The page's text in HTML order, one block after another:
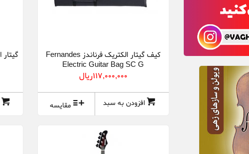
کیف گیتار الکتریک فرناندز Fernandes
Electric Guitar Bag SC G
117,000,000ريال
افزودن به سبد مقایسه